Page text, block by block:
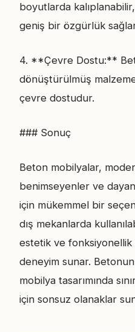
boyutlarda
geniş bir özgürlük
4. **Çevre Dostu:**
dönüştürülmüş
çevre dostudur.
### Sonuç
Beton mobilyalar,
benimseyenler ve
için mükemmel bir
dış mekanlarda
estetik ve fonksiyonellik
deneyim sunar. Betonun
mobilya tasarımında
için sonsuz olanaklar